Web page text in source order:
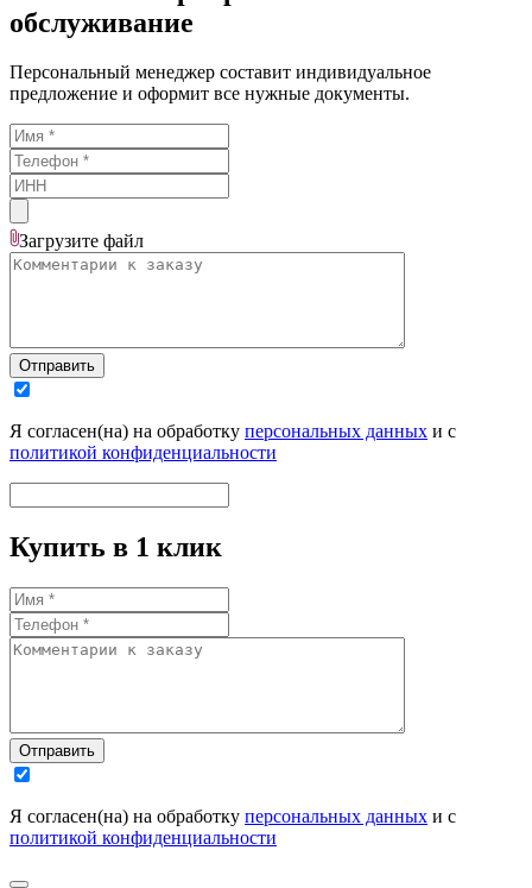
обслуживание
Персональный менеджер составит индивидуальное
предложение и оформит все нужные документы.
Загрузите файл
Отправить
Я согласен(на) на обработку персональных данных и с
политикой конфиденциальности
Купить в 1 клик
Отправить
Я согласен(на) на обработку персональных данных и с
политикой конфиденциальности